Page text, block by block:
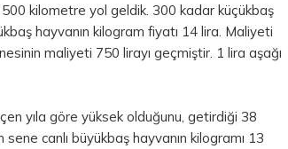
kilometre yol geldik. 300 kadar küçükbaş
hayvanın kilogram fiyatı 14 lira. Maliyeti
maliyeti 750 lirayı geçmiştir. 1 lira aşağı
yıla göre yüksek olduğunu, getirdiği 38
canlı büyükbaş hayvanın kilogramı 13